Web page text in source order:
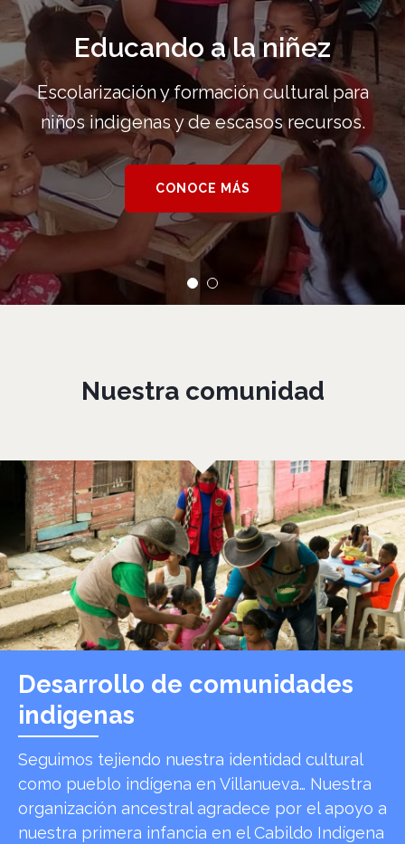
Educando a la niñez
Escolarización y formación cultural para
niños indigenas y de escasos recursos.
CONOCE MÁS
Nuestra comunidad
Desarrollo de comunidades
indigenas
Seguimos tejiendo nuestra identidad cultural
como pueblo indígena en Villanueva… Nuestra
organización ancestral agradece por el apoyo a
nuestra primera infancia en el Cabildo Indígena